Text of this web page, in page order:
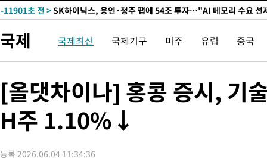
응"
-8757초 전 > 여자배구 이재영·이다영 자매, 아제르바이잔 투란VC 입단
-7744초 전 >
[속보]코스닥, 2.86포인트(0.36%) 내린 798.81마감
-7697초 전 >[속보]코스피, 6200선 약보합…0.60% 내린 6258.77에 마쳐
-7566초 전 >[속보] 노원서 40.1도 관측…서울, 2018년 이후 첫 40도
-4656초 전 > [속보]종합특검, '계엄 수용공간 확보' 신용해 前교정본부장 기
-3529초 전 >외신들도 주목한 韓축구 파문…"국민적 공분에 수사 재개"
-2522초 전 >[속보]규제합리화위원회 부위원장에 김태유 서울대 공대 교수
국제 국제최신 국제기구 미주 유럽 중국
[올댓차이나] 홍콩 증시, 기
H주 1.10%↓
등록 2026.06.04 11:34:36